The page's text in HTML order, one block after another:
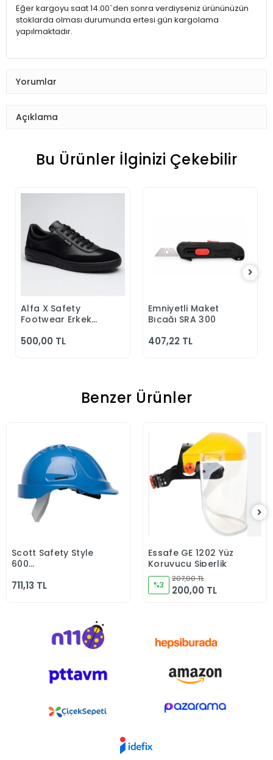
Eğer kargoyu saat 14:00`den sonra verdiyseniz ürününüzün
stoklarda olması durumunda ertesi gün kargolama
yapılmaktadır.
Yorumlar
Açıklama
Bu Ürünler İlginizi Çekebilir
Sepete Ekle
Alfa X Safety
Footwear Erkek
Klasik Ayakkabı
500,00 TL
Sepete Ekle
Emniyetli Maket
Bıçağı SRA 300
407,22 TL
Benzer Ürünler
Sepete Ekle
Scott Safety Style
600
-30 C CLASS 0 Mavi
711,13 TL
Sepete Ekle
Essafe GE 1202 Yüz
Koruyucu Siperlik
%3
207,00 TL
200,00 TL